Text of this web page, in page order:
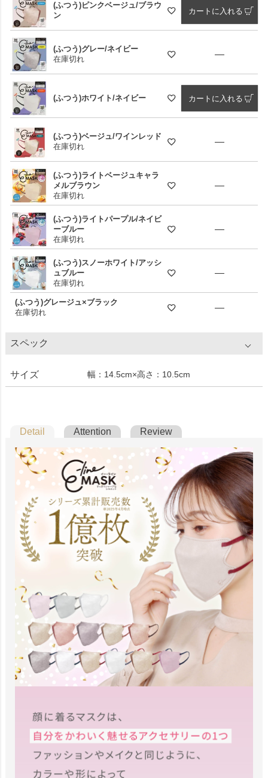
(ふつう)ピンクベージュ/ブラウ
ン
カートに入れる
(ふつう)グレー/ネイビー
在庫切れ
—
(ふつう)ホワイト/ネイビー カートに入れる
(ふつう)ベージュ/ワインレッド
在庫切れ
—
(ふつう)ライトベージュキャラ
メルブラウン
在庫切れ
—
(ふつう)ライトパープル/ネイビ
ーブルー
在庫切れ
—
(ふつう)スノーホワイト/アッシ
ュブルー
在庫切れ
—
(ふつう)グレージュ×ブラック
在庫切れ
—
スペック
サイズ 幅：14.5cm×高さ：10.5cm
Detail Attention Review